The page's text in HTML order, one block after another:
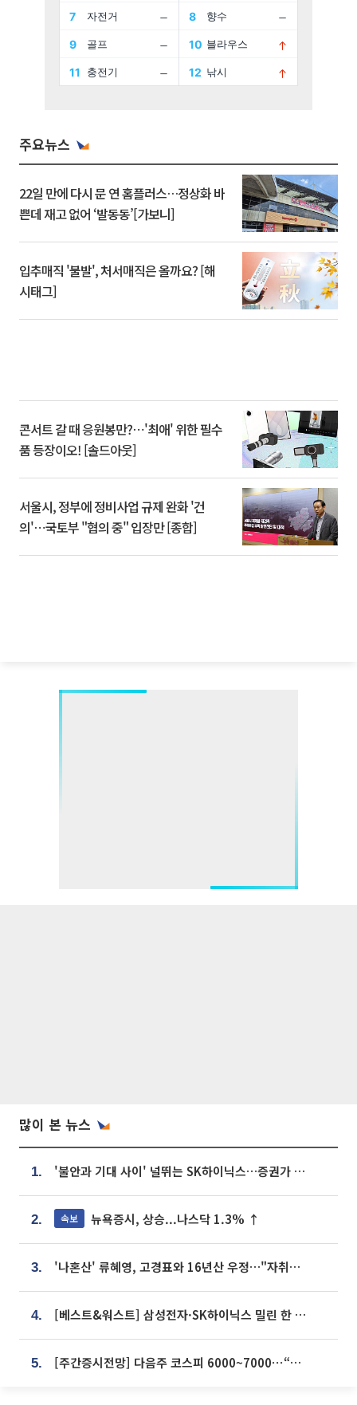
주요뉴스
22일 만에 다시 문 연 홈플러스…정상화 바
쁜데 재고 없어 ‘발동동’[가보니]
입추매직 '불발', 처서매직은 올까요? [해
시태그]
콘서트 갈 때 응원봉만?⋯'최애' 위한 필수
품 등장이오! [솔드아웃]
서울시, 정부에 정비사업 규제 완화 '건
의'⋯국토부 "협의 중" 입장만 [종합]
많이 본 뉴스
1. '불안과 기대 사이' 널뛰는 SK하이닉스…증권가 "HBM4·LTA 기반 펀터멘털 견고"
2. 속보 뉴욕증시, 상승...나스닥 1.3% ↑
3. '나혼산' 류혜영, 고경표와 16년산 우정…"자취방서 부모님과 마주쳐"
4. [베스트&워스트] 삼성전자·SK하이닉스 밀린 한 주…상상인증권은 85% 급등
5. [주간증시전망] 다음주 코스피 6000~7000⋯“外人 수급은 정책이 변수”